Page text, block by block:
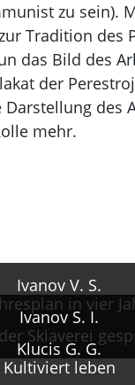
zu sein).
Tradition des
das Bild des
der
des
mehr.
Ivanov V. S.
in vier
Ivanov S. I.
Sklaverei
Klucis G. G.
Kultiviert leben